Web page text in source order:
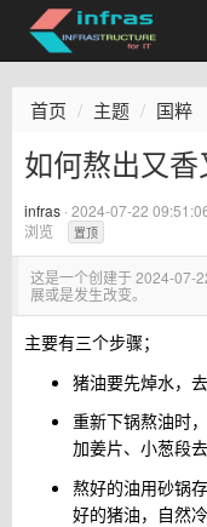
首页 主题 国粹
如何熬出又
infras · 2024-07-22
浏览
置顶
这是一个创建于2024-07-
展或是发生改变。
主要有三个步骤；
猪油要先焯水，
重新下锅熬油时
加姜片、小葱段去
熬好的油用砂锅
好的猪油，自然